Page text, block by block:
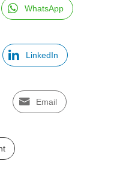
WhatsApp
LinkedIn
Email